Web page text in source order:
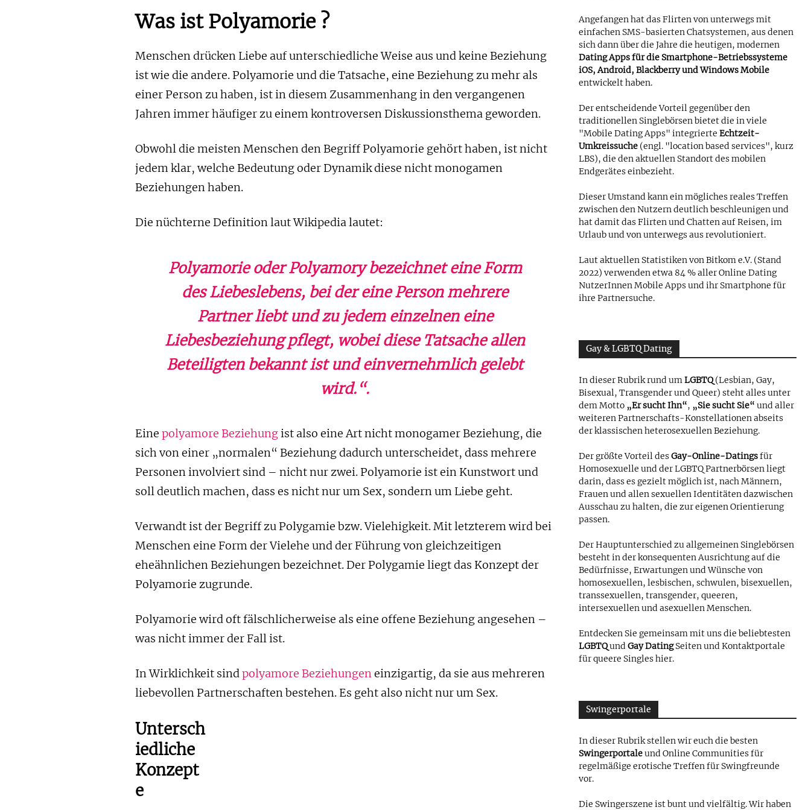
Was ist Polyamorie ?
Menschen drücken Liebe auf unterschiedliche Weise aus und keine Beziehung
ist wie die andere. Polyamorie und die Tatsache, eine Beziehung zu mehr als
einer Person zu haben, ist in diesem Zusammenhang in den vergangenen
Jahren immer häufiger zu einem kontroversen Diskussionsthema geworden.
Obwohl die meisten Menschen den Begriff Polyamorie gehört haben, ist nicht
jedem klar, welche Bedeutung oder Dynamik diese nicht monogamen
Beziehungen haben.
Die nüchterne Definition laut Wikipedia lautet:
Polyamorie oder Polyamory bezeichnet eine Form
des Liebeslebens, bei der eine Person mehrere
Partner liebt und zu jedem einzelnen eine
Liebesbeziehung pflegt, wobei diese Tatsache allen
Beteiligten bekannt ist und einvernehmlich gelebt
wird.“.
Einepolyamore Beziehungist also eine Art nicht monogamer Beziehung, die
sich von einer „normalen“ Beziehung dadurch unterscheidet, dass mehrere
Personen involviert sind – nicht nur zwei. Polyamorie ist ein Kunstwort und
soll deutlich machen, dass es nicht nur um Sex, sondern um Liebe geht.
Verwandt ist der Begriff zu Polygamie bzw. Vielehigkeit. Mit letzterem wird bei
Menschen eine Form der Vielehe und der Führung von gleichzeitigen
eheähnlichen Beziehungen bezeichnet. Der Polygamie liegt das Konzept der
Polyamorie zugrunde.
Polyamorie wird oft fälschlicherweise als eine offene Beziehung angesehen –
was nicht immer der Fall ist.
In Wirklichkeit sindpolyamore Beziehungeneinzigartig, da sie aus mehreren
liebevollen Partnerschaften bestehen. Es geht also nicht nur um Sex.
Untersch
iedliche
Konzept
e
Angefangen hat das Flirten von unterwegs mit
einfachen SMS-basierten Chatsystemen, aus denen
sich dann über die Jahre die heutigen, modernen
Dating Apps für die Smartphone-Betriebssysteme
iOS, Android, Blackberry und Windows Mobile
entwickelt haben.
Der entscheidende Vorteil gegenüber den
traditionellen Singlebörsen bietet die in viele
"Mobile Dating Apps" integrierteEchtzeit-
Umkreissuche (engl. "location based services", kurz
LBS), die den aktuellen Standort des mobilen
Endgerätes einbezieht.
Dieser Umstand kann ein mögliches reales Treffen
zwischen den Nutzern deutlich beschleunigen und
hat damit das Flirten und Chatten auf Reisen, im
Urlaub und von unterwegs aus revolutioniert.
Laut aktuellen Statistiken von Bitkom e.V. (Stand
2022) verwenden etwa 84 % aller Online Dating
NutzerInnen Mobile Apps und ihr Smartphone für
ihre Partnersuche.
Gay & LGBTQ Dating
In dieser Rubrik rund umLGBTQ(Lesbian, Gay,
Bisexual, Transgender und Queer) steht alles unter
dem Motto „Er sucht Ihn“, „Sie sucht Sie“ und aller
weiteren Partnerschafts-Konstellationen abseits
der klassischen heterosexuellen Beziehung.
Der größte Vorteil desGay-Online-Datingsfür
Homosexuelle und der LGBTQ Partnerbörsen liegt
darin, dass es gezielt möglich ist, nach Männern,
Frauen und allen sexuellen Identitäten dazwischen
Ausschau zu halten, die zur eigenen Orientierung
passen.
Der Hauptunterschied zu allgemeinen Singlebörsen
besteht in der konsequenten Ausrichtung auf die
Bedürfnisse, Erwartungen und Wünsche von
homosexuellen, lesbischen, schwulen, bisexuellen,
transsexuellen, transgender, queeren,
intersexuellen und asexuellen Menschen.
Entdecken Sie gemeinsam mit uns die beliebtesten
LGBTQundGay DatingSeiten und Kontaktportale
für queere Singles hier.
Swingerportale
In dieser Rubrik stellen wir euch die besten
Swingerportaleund Online Communities für
regelmäßige erotische Treffen für Swingfreunde
vor.
Die Swingerszene ist bunt und vielfältig. Wir haben